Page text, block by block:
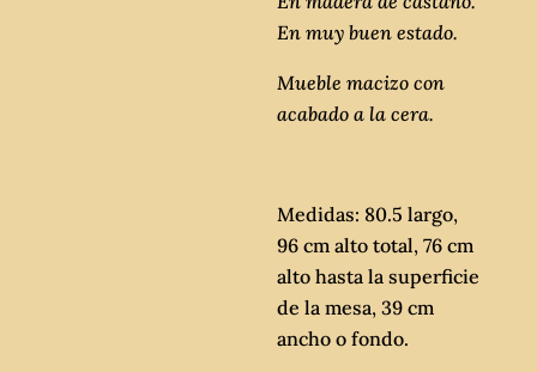
En muy buen estado.
Mueble macizo con
acabado a la cera.
Medidas: 80.5 largo,
96 cm alto total, 76 cm
alto hasta la superficie
de la mesa, 39 cm
ancho o fondo.